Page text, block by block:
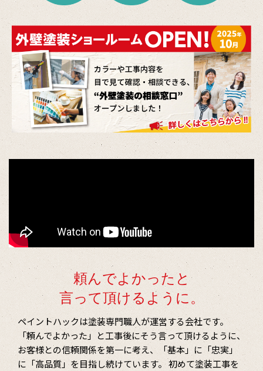
頼んでよかったと
言って頂けるように。
ペイントハックは塗装専門職人が運営する会社です。
「頼んでよかった」と工事後にそう言って頂けるように、
お客様との信頼関係を第一に考え、「基本」に「忠実」
に「高品質」を目指し続けています。 初めて塗装工事を